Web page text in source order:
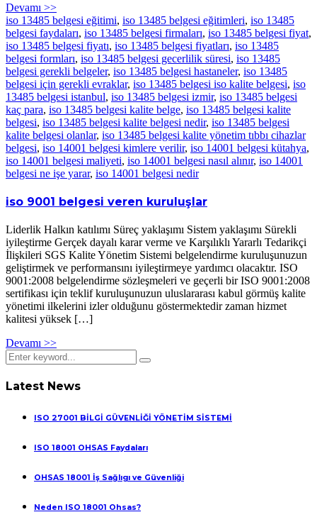
Devamı >>
iso 13485 belgesi eğitimi, iso 13485 belgesi eğitimleri, iso 13485
belgesi faydaları, iso 13485 belgesi firmaları, iso 13485 belgesi fiyat,
iso 13485 belgesi fiyatı, iso 13485 belgesi fiyatları, iso 13485
belgesi formları, iso 13485 belgesi gecerlilik süresi, iso 13485
belgesi gerekli belgeler, iso 13485 belgesi hastaneler, iso 13485
belgesi için gerekli evraklar, iso 13485 belgesi iso kalite belgesi, iso
13485 belgesi istanbul, iso 13485 belgesi izmir, iso 13485 belgesi
kaç para, iso 13485 belgesi kalite belge, iso 13485 belgesi kalite
belgesi, iso 13485 belgesi kalite belgesi nedir, iso 13485 belgesi
kalite belgesi olanlar, iso 13485 belgesi kalite yönetim tıbbı cihazlar
belgesi, iso 14001 belgesi kimlere verilir, iso 14001 belgesi kütahya,
iso 14001 belgesi maliyeti, iso 14001 belgesi nasıl alınır, iso 14001
belgesi ne işe yarar, iso 14001 belgesi nedir
iso 9001 belgesi veren kuruluşlar
Liderlik Halkın katılımı Süreç yaklaşımı Sistem yaklaşımı Sürekli
iyileştirme Gerçek dayalı karar verme ve Karşılıklı Yararlı Tedarikçi
İlişkileri SGS Kalite Yönetim Sistemi belgelendirme kuruluşunuzun
geliştirmek ve performansını iyileştirmeye yardımcı olacaktır. ISO
9001:2008 belgelendirme sözleşmeleri ve geçerli bir ISO 9001:2008
sertifikası için teklif kuruluşunuzun uluslararası kabul görmüş kalite
yönetimi ilkelerini izler olduğunu göstermektedir zaman hizmet
kalitesi yüksek […]
Devamı >>
Latest News
ISO 27001 BİLGİ GÜVENLİĞİ YÖNETİM SİSTEMİ
ISO 18001 OHSAS Faydaları
OHSAS 18001 İş Sağlıgı ve Güvenliği
Neden ISO 18001 Ohsas?